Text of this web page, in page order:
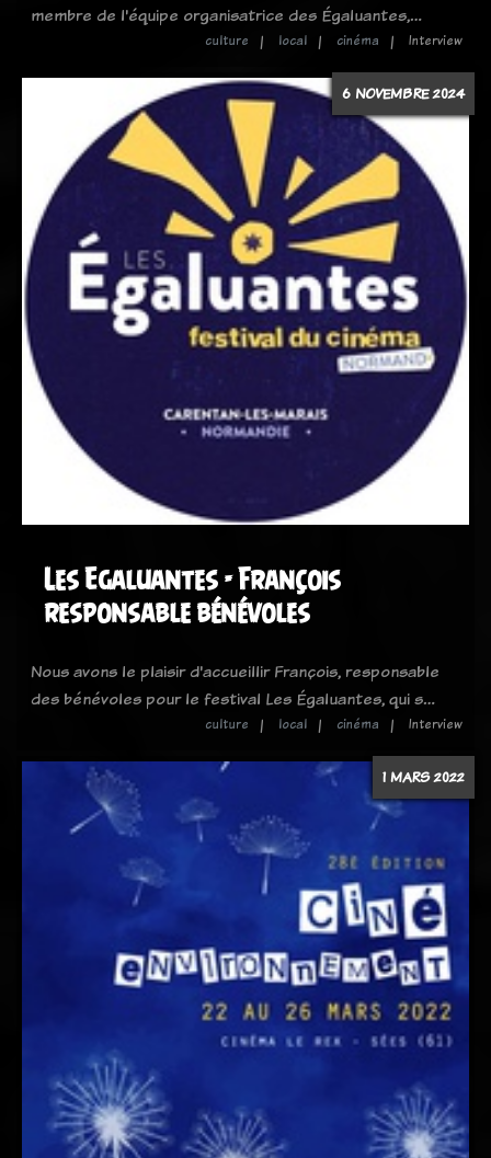
membre de l'équipe organisatrice des Égaluantes,…
culture local cinéma Interview
6 NOVEMBRE 2024
Les Egaluantes - François
responsable bénévoles
Nous avons le plaisir d'accueillir François, responsable
des bénévoles pour le festival Les Égaluantes, qui s…
culture local cinéma Interview
1 MARS 2022